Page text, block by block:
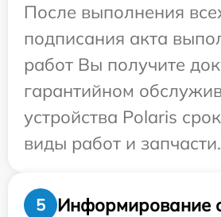
После выполнения
подписания акта
работ Вы получите
гарантийном
устройства Polaris
виды работ и запчасти.
5
Информирование